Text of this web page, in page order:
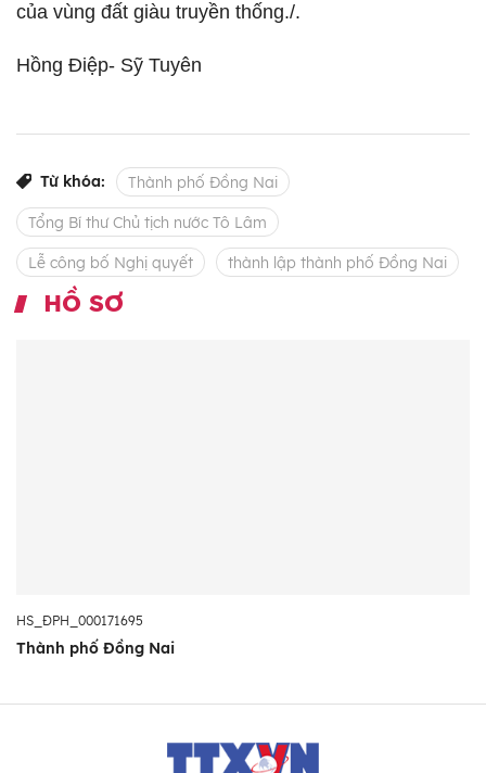
của vùng đất giàu truyền thống./.
Hồng Điệp- Sỹ Tuyên
Từ khóa: Thành phố Đồng Nai
Tổng Bí thư Chủ tịch nước Tô Lâm
Lễ công bố Nghị quyết thành lập thành phố Đồng Nai
HỒ SƠ
HS_ĐPH_000171695
Thành phố Đồng Nai